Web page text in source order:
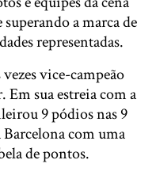
a marca de
representadas.
vice-campeão
sua estreia com a
9 pódios nas 9
com uma
de pontos.